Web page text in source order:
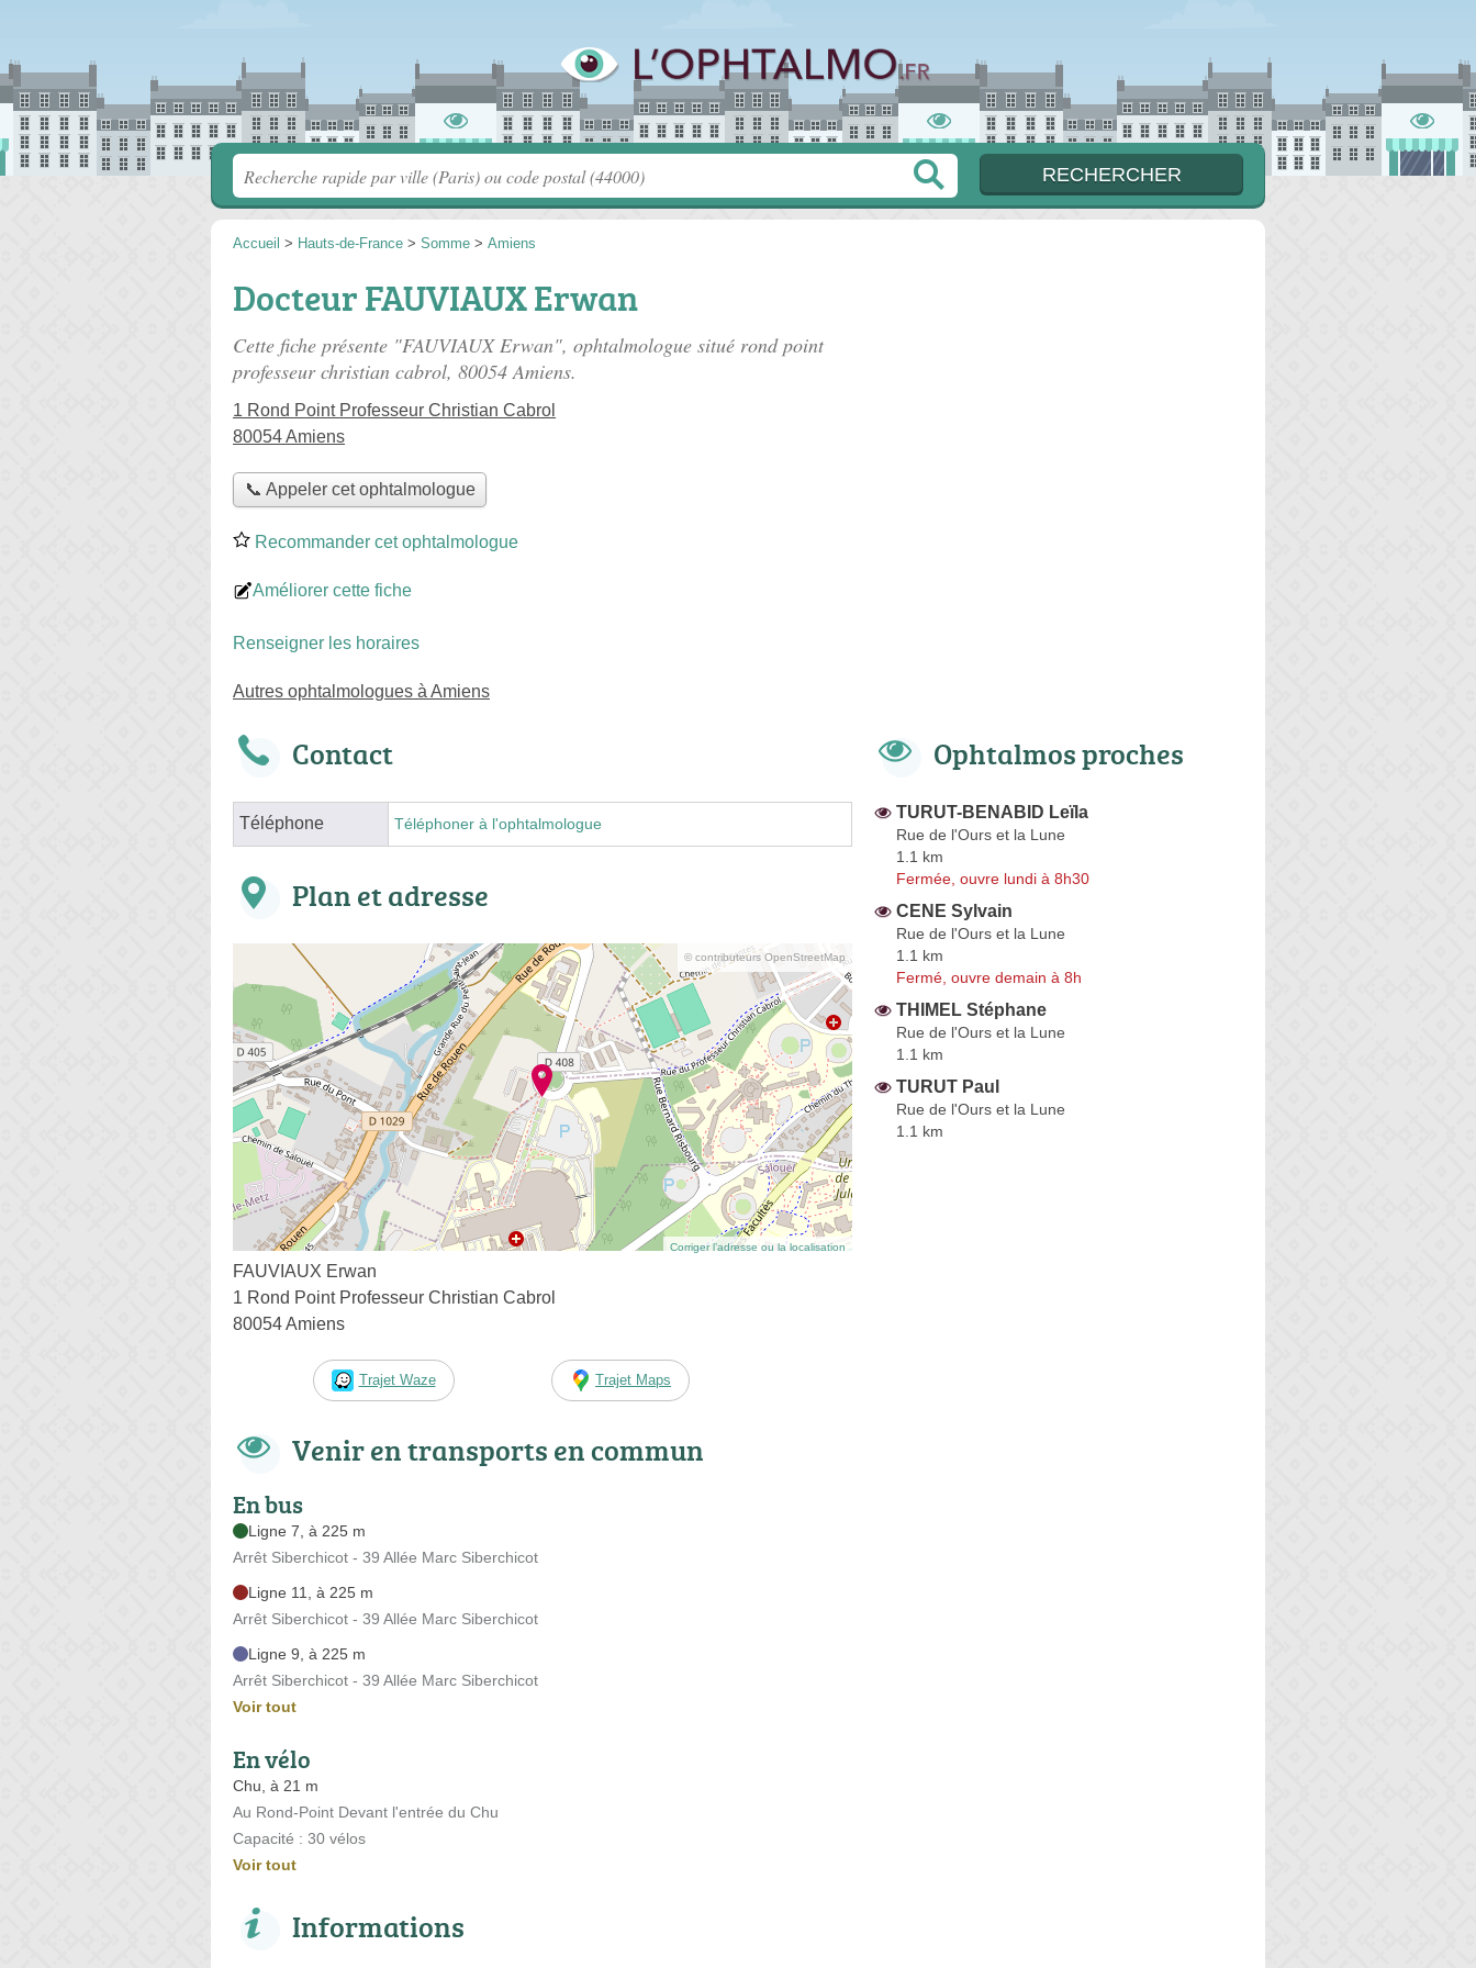
Accueil > Hauts-de-France > Somme > Amiens
Docteur FAUVIAUX Erwan
Cette fiche présente "FAUVIAUX Erwan", ophtalmologue situé rond point
professeur christian cabrol, 80054 Amiens.
1 Rond Point Professeur Christian Cabrol
80054 Amiens
📞 Appeler cet ophtalmologue
Recommander cet ophtalmologue
Améliorer cette fiche
Renseigner les horaires
Autres ophtalmologues à Amiens
Contact
Téléphone Téléphoner à l'ophtalmologue
Plan et adresse
© contributeurs OpenStreetMap
Corriger l’adresse ou la localisation
FAUVIAUX Erwan
1 Rond Point Professeur Christian Cabrol
80054 Amiens
Trajet Waze Trajet Maps
Venir en transports en commun
En bus
Ligne 7, à 225 m
Arrêt Siberchicot - 39 Allée Marc Siberchicot
Ligne 11, à 225 m
Arrêt Siberchicot - 39 Allée Marc Siberchicot
Ligne 9, à 225 m
Arrêt Siberchicot - 39 Allée Marc Siberchicot
Voir tout
En vélo
Chu, à 21 m
Au Rond-Point Devant l'entrée du Chu
Capacité : 30 vélos
Voir tout
Informations
Ophtalmos proches
TURUT-BENABID Leïla
Rue de l'Ours et la Lune
1.1 km
Fermée, ouvre lundi à 8h30
CENE Sylvain
Rue de l'Ours et la Lune
1.1 km
Fermé, ouvre demain à 8h
THIMEL Stéphane
Rue de l'Ours et la Lune
1.1 km
TURUT Paul
Rue de l'Ours et la Lune
1.1 km